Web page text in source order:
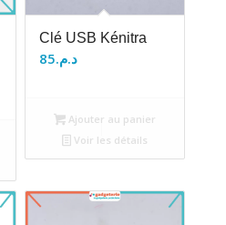
Clé USB Kénitra
د.م.85
Ajouter au panier
Voir les détails